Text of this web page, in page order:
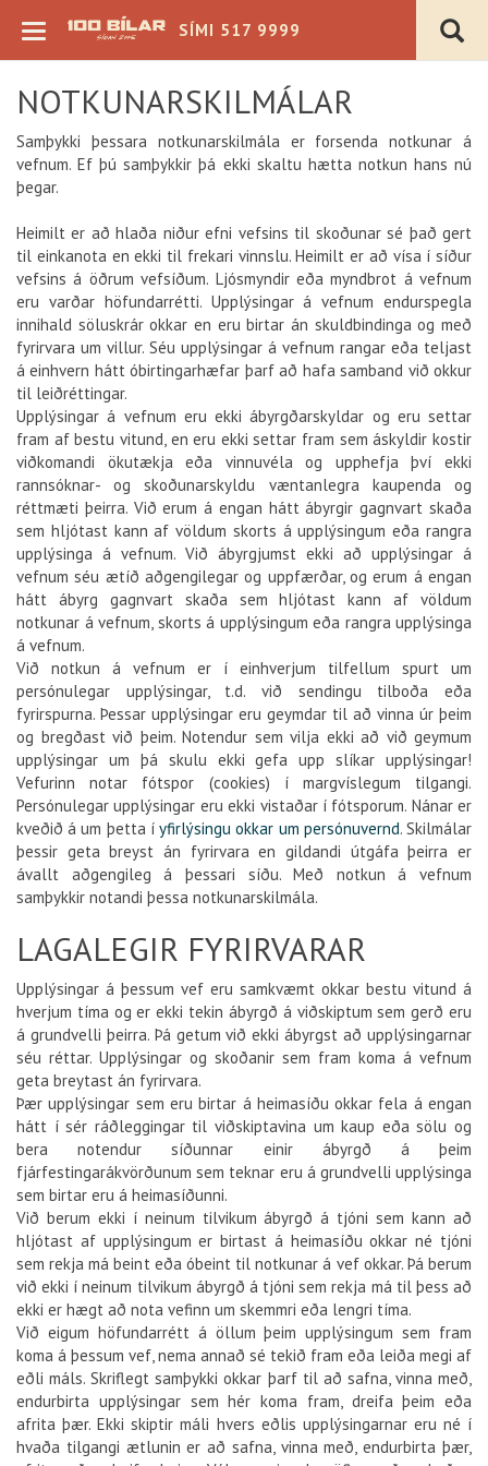
SÍMI 517 9999
Verð þ.kr.
Árgerð
Akstur þ.km.
Sjálfskipting
Beinskipting
Á staðnum
Flott verð
4x4
Dísel
Rafmagn
Hybrid
Plug-in Hybrid
NOTKUNARSKILMÁLAR
Samþykki þessara notkunarskilmála er forsenda notkunar á
vefnum. Ef þú samþykkir þá ekki skaltu hætta notkun hans nú
þegar.
Heimilt er að hlaða niður efni vefsins til skoðunar sé það gert
til einkanota en ekki til frekari vinnslu. Heimilt er að vísa í síður
vefsins á öðrum vefsíðum. Ljósmyndir eða myndbrot á vefnum
eru varðar höfundarrétti. Upplýsingar á vefnum endurspegla
innihald söluskrár okkar en eru birtar án skuldbindinga og með
fyrirvara um villur. Séu upplýsingar á vefnum rangar eða teljast
á einhvern hátt óbirtingarhæfar þarf að hafa samband við okkur
til leiðréttingar.
Upplýsingar á vefnum eru ekki ábyrgðarskyldar og eru settar
fram af bestu vitund, en eru ekki settar fram sem áskyldir kostir
viðkomandi ökutækja eða vinnuvéla og upphefja því ekki
rannsóknar- og skoðunarskyldu væntanlegra kaupenda og
réttmæti þeirra. Við erum á engan hátt ábyrgir gagnvart skaða
sem hljótast kann af völdum skorts á upplýsingum eða rangra
upplýsinga á vefnum. Við ábyrgjumst ekki að upplýsingar á
vefnum séu ætíð aðgengilegar og uppfærðar, og erum á engan
hátt ábyrg gagnvart skaða sem hljótast kann af völdum
notkunar á vefnum, skorts á upplýsingum eða rangra upplýsinga
á vefnum.
Við notkun á vefnum er í einhverjum tilfellum spurt um
persónulegar upplýsingar, t.d. við sendingu tilboða eða
fyrirspurna. Þessar upplýsingar eru geymdar til að vinna úr þeim
og bregðast við þeim. Notendur sem vilja ekki að við geymum
upplýsingar um þá skulu ekki gefa upp slíkar upplýsingar!
Vefurinn notar fótspor (cookies) í margvíslegum tilgangi.
Persónulegar upplýsingar eru ekki vistaðar í fótsporum. Nánar er
kveðið á um þetta íyfirlýsingu okkar um persónuvernd. Skilmálar
þessir geta breyst án fyrirvara en gildandi útgáfa þeirra er
ávallt aðgengileg á þessari síðu. Með notkun á vefnum
samþykkir notandi þessa notkunarskilmála.
LAGALEGIR FYRIRVARAR
Upplýsingar á þessum vef eru samkvæmt okkar bestu vitund á
hverjum tíma og er ekki tekin ábyrgð á viðskiptum sem gerð eru
á grundvelli þeirra. Þá getum við ekki ábyrgst að upplýsingarnar
séu réttar. Upplýsingar og skoðanir sem fram koma á vefnum
geta breytast án fyrirvara.
Þær upplýsingar sem eru birtar á heimasíðu okkar fela á engan
hátt í sér ráðleggingar til viðskiptavina um kaup eða sölu og
bera notendur síðunnar einir ábyrgð á þeim
fjárfestingarákvörðunum sem teknar eru á grundvelli upplýsinga
sem birtar eru á heimasíðunni.
Við berum ekki í neinum tilvikum ábyrgð á tjóni sem kann að
hljótast af upplýsingum er birtast á heimasíðu okkar né tjóni
sem rekja má beint eða óbeint til notkunar á vef okkar. Þá berum
við ekki í neinum tilvikum ábyrgð á tjóni sem rekja má til þess að
ekki er hægt að nota vefinn um skemmri eða lengri tíma.
Við eigum höfundarrétt á öllum þeim upplýsingum sem fram
koma á þessum vef, nema annað sé tekið fram eða leiða megi af
eðli máls. Skriflegt samþykki okkar þarf til að safna, vinna með,
endurbirta upplýsingar sem hér koma fram, dreifa þeim eða
afrita þær. Ekki skiptir máli hvers eðlis upplýsingarnar eru né í
hvaða tilgangi ætlunin er að safna, vinna með, endurbirta þær,